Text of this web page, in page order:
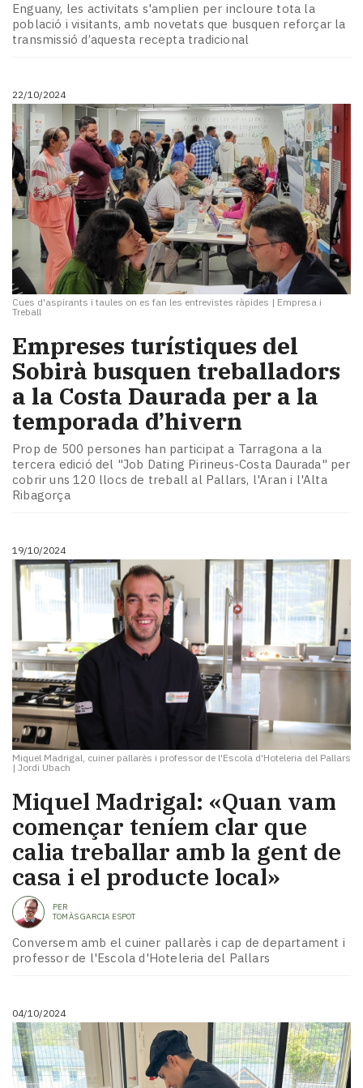
Enguany, les activitats s'amplien per incloure tota la
població i visitants, amb novetats que busquen reforçar la
transmissió d’aquesta recepta tradicional
22/10/2024
Cues d'aspirants i taules on es fan les entrevistes ràpides | Empresa i
Treball
Empreses turístiques del
Sobirà busquen treballadors
a la Costa Daurada per a la
temporada d’hivern
Prop de 500 persones han participat a Tarragona a la
tercera edició del "Job Dating Pirineus-Costa Daurada" per
cobrir uns 120 llocs de treball al Pallars, l'Aran i l'Alta
Ribagorça
19/10/2024
Miquel Madrigal, cuiner pallarès i professor de l'Escola d'Hoteleria del Pallars
| Jordi Ubach
Miquel Madrigal: «Quan vam
començar teníem clar que
calia treballar amb la gent de
casa i el producte local»
PER
TOMÀS GARCIA ESPOT
Conversem amb el cuiner pallarès i cap de departament i
professor de l'Escola d'Hoteleria del Pallars
04/10/2024